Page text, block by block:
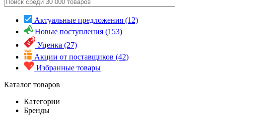
Актуальные предложения (12)
Новые поступления (153)
Уценка (27)
Акции от поставщиков (42)
Избранные товары
Каталог товаров
Категории
Бренды